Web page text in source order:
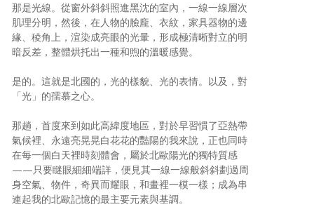
那是光線。從窗外斜斜照進黑沈的室內，一線一線層次
肌理分明，然後，在人物的臉龐、衣紋，家具器物的邊
緣、稜角上，渲染成亮眼的光暈，形成極清晰對立的明
暗反差，整體烘托出一種和煦的溫暖感覺。
是的。這就是北國的，光的樣貌、光的表情。以及，對
「光」的孺慕之心。
那趟，首度來到如此高緯度地區，對於早習慣了亞熱帶
氣候裡、永遠亮晃晃白花花的豔陽的我來說，正也同時
在每一個白天裡時刻體會，屬於北歐陽光的獨特質感
——只要瞇眼細細端詳，便見其一線一線般斜斜劃過周
身空氣、物件，奇異而耀眼，和畫裡一模一樣；成為串
連起我的北歐記憶的最主要元素與基調。